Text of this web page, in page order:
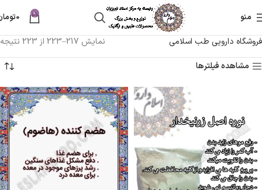
منو 0
0
فروشگاه دارویی طب اسلامی
نمایش 217–223 از 223 نتیجه
مشاهده فیلترها